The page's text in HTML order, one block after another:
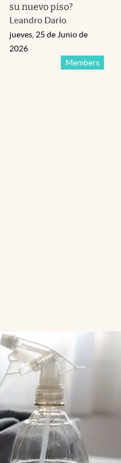
su nuevo piso?
Leandro Dario
Members
jueves, 25 de Junio de
2026